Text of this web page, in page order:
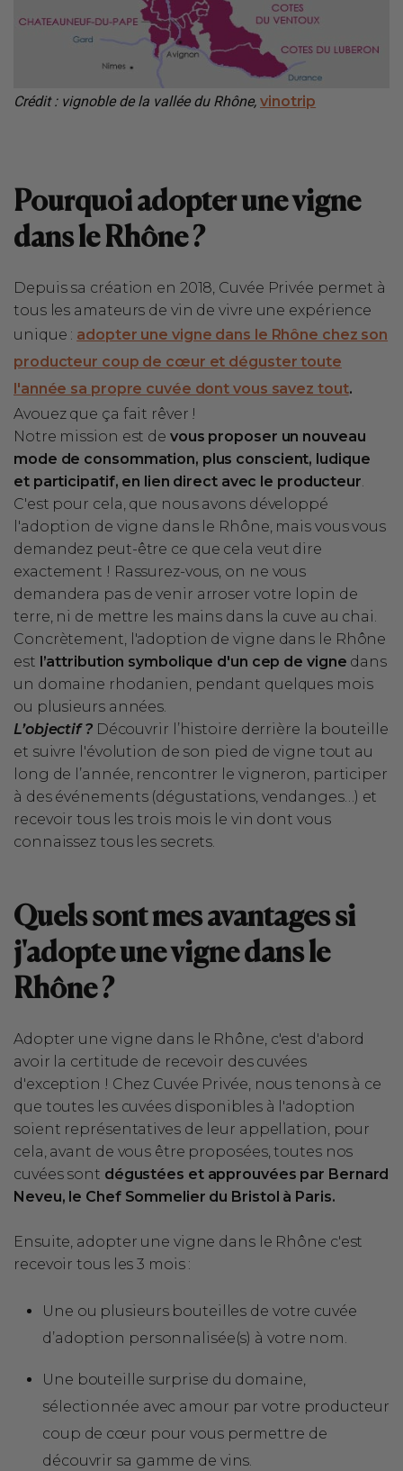
Crédit : vignoble de la vallée du Rhône, vinotrip
Pourquoi adopter une vigne
dans le Rhône ?
Depuis sa création en 2018, Cuvée Privée permet à
tous les amateurs de vin de vivre une expérience
unique : adopter une vigne dans le Rhône chez son
producteur coup de cœur et déguster toute
l'année sa propre cuvée dont vous savez tout.
Avouez que ça fait rêver !
Notre mission est de vous proposer un nouveau
mode de consommation, plus conscient, ludique
et participatif, en lien direct avec le producteur.
C'est pour cela, que nous avons développé
l'adoption de vigne dans le Rhône, mais vous vous
demandez peut-être ce que cela veut dire
exactement ! Rassurez-vous, on ne vous
demandera pas de venir arroser votre lopin de
terre, ni de mettre les mains dans la cuve au chai.
Concrètement, l'adoption de vigne dans le Rhône
est l’attribution symbolique d'un cep de vigne dans
un domaine rhodanien, pendant quelques mois
ou plusieurs années.
L’objectif ?Découvrir l’histoire derrière la bouteille
et suivre l'évolution de son pied de vigne tout au
long de l’année, rencontrer le vigneron, participer
à des événements (dégustations, vendanges…) et
recevoir tous les trois mois le vin dont vous
connaissez tous les secrets.
Quels sont mes avantages si
j'adopte une vigne dans le
Rhône ?
Adopter une vigne dans le Rhône, c'est d'abord
avoir la certitude de recevoir des cuvées
d'exception ! Chez Cuvée Privée, nous tenons à ce
que toutes les cuvées disponibles à l'adoption
soient représentatives de leur appellation, pour
cela, avant de vous être proposées, toutes nos
cuvées sont dégustées et approuvées par Bernard
Neveu, le Chef Sommelier du Bristol à Paris.
Ensuite, adopter une vigne dans le Rhône c'est
recevoir tous les 3 mois :
Une ou plusieurs bouteilles de votre cuvée
d’adoption personnalisée(s) à votre nom.
Une bouteille surprise du domaine,
sélectionnée avec amour par votre producteur
coup de cœur pour vous permettre de
découvrir sa gamme de vins.